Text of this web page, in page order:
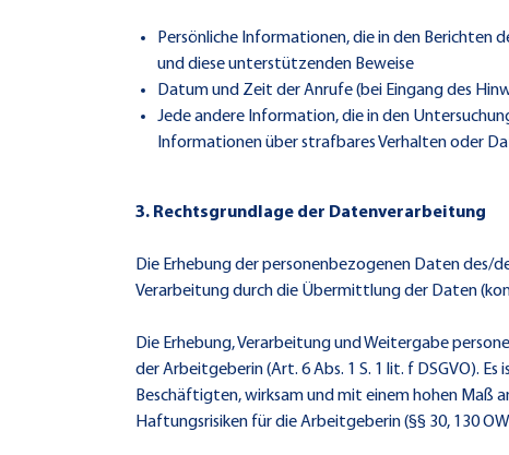
Persönliche Informationen, die in den Berichten
und diese unterstützenden Beweise
Datum und Zeit der Anrufe (bei Eingang des
Jede andere Information, die in den
Informationen über strafbares Verhalten oder
3. Rechtsgrundlage der Datenverarbeitung
Die Erhebung der personenbezogenen Daten des/
Verarbeitung durch die Übermittlung der Daten
Die Erhebung, Verarbeitung und Weitergabe
der Arbeitgeberin (Art. 6 Abs. 1 S. 1 lit. f DSGVO).
Beschäftigten, wirksam und mit einem hohen Maß
Haftungsrisiken für die Arbeitgeberin (§§ 30, 130